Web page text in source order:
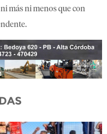
más ni menos que con